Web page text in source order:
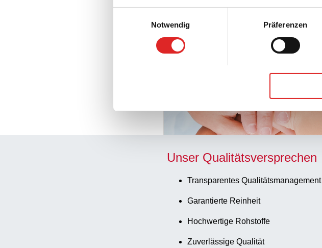
Notwendig
Präferenzen
Unser Qualitätsversprechen
Transparentes Qualitätsmanagement
Garantierte Reinheit
Hochwertige Rohstoffe
Zuverlässige Qualität